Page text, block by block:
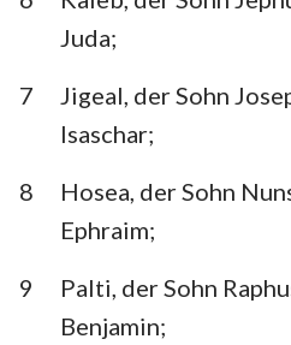
Juda;
7
Jigeal, der Sohn
Isaschar;
8
Hosea, der Sohn
Ephraim;
9
Palti, der Sohn
Benjamin;